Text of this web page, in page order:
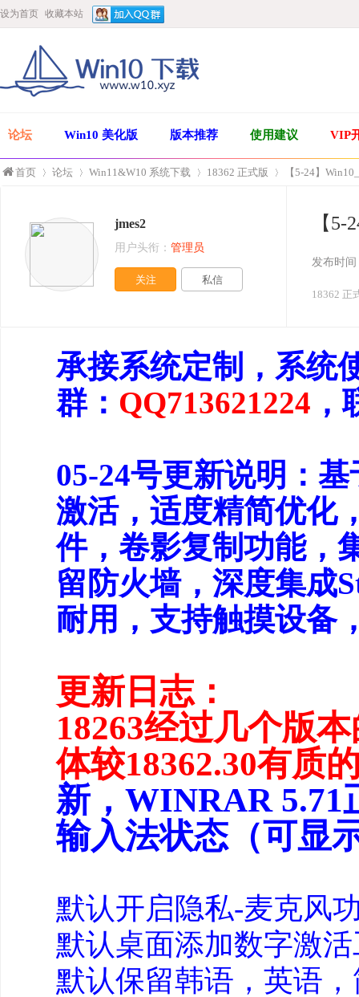
设为首页 收藏本站
论坛 Win10 美化版 版本推荐 使用建议 VIP
首页
»
论坛 Win11&W10 系统下载
›
18362 正式版 【5-24】
【
发布时间
18362 正
jmes2
用户头衔： 管理员
关注 私信
承接系统定制，系统
群： QQ713621224
05-24号更新说明：
激活，适度精简优化
件，卷影复制功能，
留防火墙，深度集成
耐用，支持触摸设备
更新日志：
18263经过几个版
体较18362.30有质
新，WINRAR 5.71
输入法状态（可显
默认开启隐私-麦克风
默认桌面添加数字激
默认保留韩语，英语